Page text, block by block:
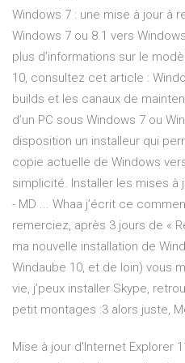
Windows 7 : une mise à jour à
Windows 7 ou 8.1 vers
plus d’informations sur le
10, consultez cet article :
builds et les canaux de
d’un PC sous Windows 7 ou
disposition un installeur qui
copie actuelle de Windows
simplicité. Installer les mises à
- MD ... Whaa j’écrit ce
remerciez, après 3 jours de «
ma nouvelle installation de
Windaube 10, et de loin) vous
vie, j’peux installer Skype,
petit montages :3 alors juste,
Mise à jour d'Internet Explorer